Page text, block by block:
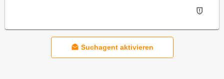
Suchagent aktivieren